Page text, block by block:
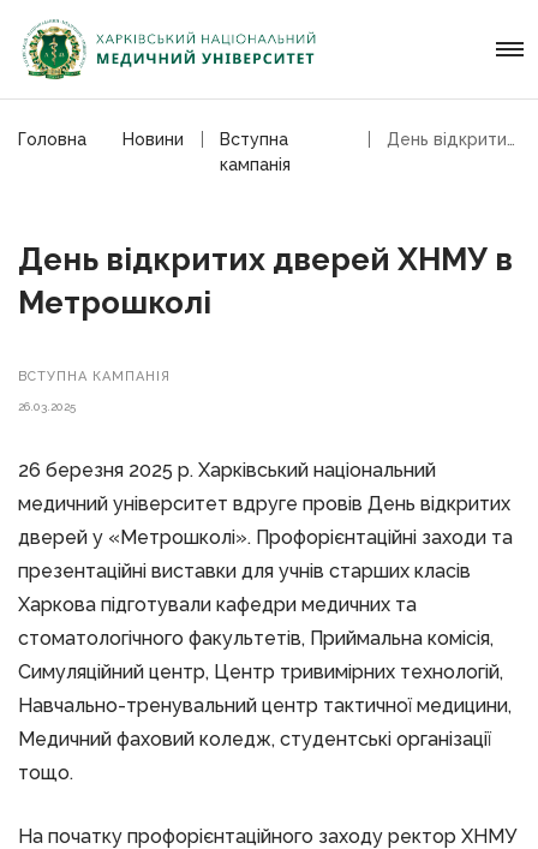
Головна Новини
Вступна
кампанія
День відкритих дверей ХНМУ в
Метрошколі
ВСТУПНА КАМПАНІЯ
26.03.2025
26 березня 2025 р. Харківський національний
медичний університет вдруге провів День відкритих
дверей у «Метрошколі». Профорієнтаційні заходи та
презентаційні виставки для учнів старших класів
Харкова підготували кафедри медичних та
стоматологічного факультетів, Приймальна комісія,
Симуляційний центр, Центр тривимірних технологій,
Навчально-тренувальний центр тактичної медицини,
Медичний фаховий коледж, студентські організації
тощо.
На початку профорієнтаційного заходу ректор ХНМУ